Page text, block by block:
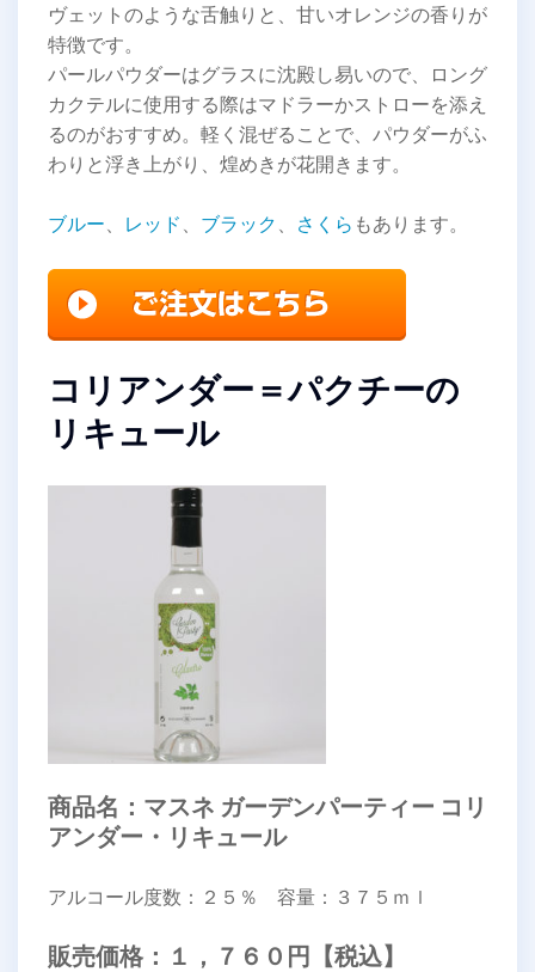
ヴェットのような舌触りと、甘いオレンジの香りが
特徴です。
パールパウダーはグラスに沈殿し易いので、ロング
カクテルに使用する際はマドラーかストローを添え
るのがおすすめ。軽く混ぜることで、パウダーがふ
わりと浮き上がり、煌めきが花開きます。
ブルー、 レッド、 ブラック、 さくら もあります。
コリアンダー＝パクチーの
リキュール
商品名：マスネ ガーデンパーティー コリ
アンダー・リキュール
アルコール度数：２５％ 容量：３７５ｍｌ
販売価格：１，７６０円【税込】